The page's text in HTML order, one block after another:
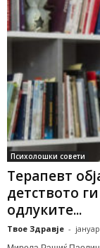
Психолошки совети
Терапевт
детството
одлуките...
Твое Здравје -